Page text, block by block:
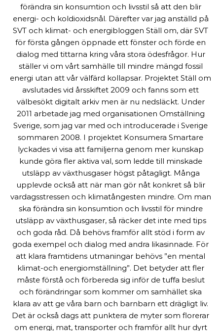
förändra sin konsumtion och livsstil så att den blir
energi- och koldioxidsnål. Därefter var jag anställd på
SVT och klimat- och energibloggen Ställ om, där SVT
för första gången öppnade ett fönster och förde en
dialog med tittarna kring våra stora ödesfrågor. Hur
ställer vi om vårt samhälle till mindre mängd fossil
energi utan att vår välfärd kollapsar. Projektet Ställ om
avslutades vid årsskiftet 2009 och fanns som ett
välbesökt digitalt arkiv men är nu nedsläckt. Under
2011 arbetade jag med organisationen Omställning
Sverige, som jag var med och introducerade i Sverige
sommaren 2008. I projektet Konsumera Smartare
lyckades vi visa att familjerna genom mer kunskap
kunde göra fler aktiva val, som ledde till minskade
utsläpp av växthusgaser högst påtagligt. Många
upplevde också att när man gör nåt konkret så blir
vardagsstressen och klimatångesten mindre. Om man
ska förändra sin konsumtion och livsstil för mindre
utsläpp av växthusgaser, så räcker det inte med tips
och goda råd. Då behövs framför allt stöd i form av
goda exempel och dialog med andra likasinnade. För
att klara framtidens utmaningar behövs ”en mental
klimat-och energiomställning”. Det betyder att fler
måste förstå och förbereda sig inför de tuffa beslut
och förändringar som kommer om samhället ska
klara av att ge våra barn och barnbarn ett drägligt liv.
Det är också dags att punktera de myter som florerar
om energi, mat, transporter och framför allt hur dyrt